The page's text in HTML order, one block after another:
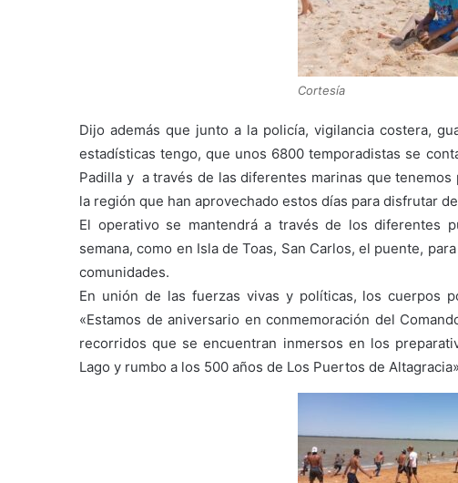
Cortesía
Dijo además que junto a la policía, vigilancia costera,
estadísticas tengo, que unos 6800 temporadistas se
Padilla y a través de las diferentes marinas que
la región que han aprovechado estos días para disfrutar
El operativo se mantendrá a través de los diferentes
semana, como en Isla de Toas, San Carlos, el puente,
comunidades.
En unión de las fuerzas vivas y políticas, los cuerpos
«Estamos de aniversario en conmemoración del
recorridos que se encuentran inmersos en los
Lago y rumbo a los 500 años de Los Puertos de